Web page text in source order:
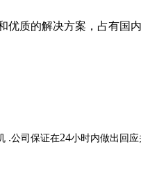
优质的解决方案，占有国内
.公司保证在24小时内做出回应